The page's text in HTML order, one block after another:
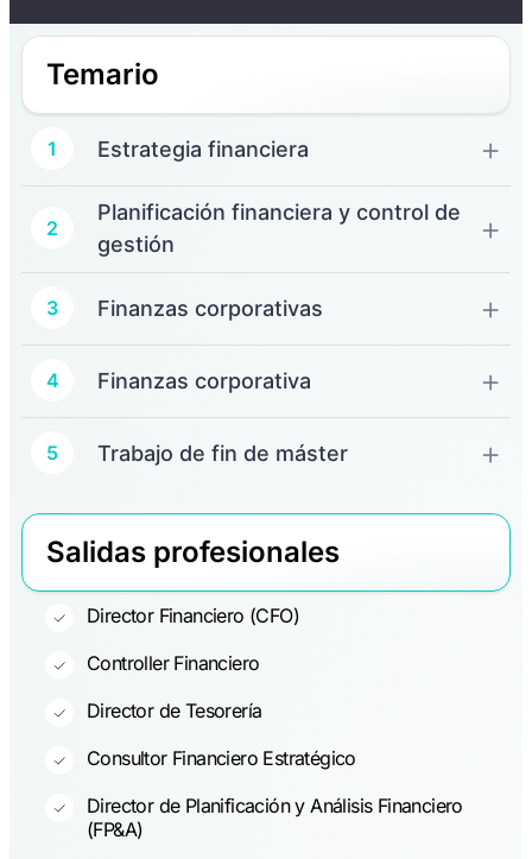
Temario
1 Estrategia financiera
2
Planificación financiera y control de
gestión
3 Finanzas corporativas
4 Finanzas corporativa
5 Trabajo de fin de máster
Salidas profesionales
Director Financiero (CFO)
Controller Financiero
Director de Tesorería
Consultor Financiero Estratégico
Director de Planificación y Análisis Financiero
(FP&A)